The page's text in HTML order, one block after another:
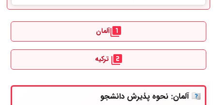
آلمان
ترکیه
🇩🇪 آلمان: نحوه پذیرش دانشجو